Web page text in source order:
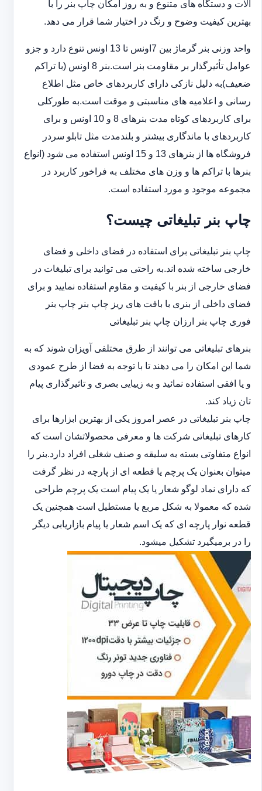
آلات و دستگاه های متنوع و به روز امکان چاپ بنر را با
بهترین کیفیت ‏وضوح و رنگ در اختیار شما قرار می دهد.‏‎
واحد وزنی بنر گرماژ بین ‏‎7‎‏اونس تا 13 اونس تنوع دارد و جزو
عوامل تأثیرگذار بر مقاومت بنر است.بنر 8 اونس (با ‏تراکم
ضعیف)به دلیل نازکی دارای کاربردهای خاص مثل اطلاع
رسانی و اعلامیه های مناسبتی و موقت است.به طورکلی
‏برای کاربردهای کوتاه مدت بنرهای 8 و 10 اونس و برای
کاربردهای با ماندگاری بیشتر و بلندمدت مثل تابلو سردر
‏فروشگاه ها از بنرهای 13 و 15 اونس استفاده می شود (انواع
بنرها با تراکم ها و وزن های مختلف به فراخور کاربرد در
‏مجموعه موجود و مورد استفاده است.
چاپ بنر تبلیغاتی چیست؟
چاپ بنر تبلیغاتی برای استفاده در فضای داخلی و فضای
خارجی ساخته شده اند.به راحتی می توانید برای تبلیغات در
فضای خارجی از بنر با کیفیت و مقاوم استفاده نمایید و برای
فضای داخلی از بنری با بافت های ریز چاپ بنر چاپ بنر
فوری چاپ بنر ارزان چاپ بنر تبلیغاتی
بنرهای تبلیغاتی می توانند از طرق مختلفی آویزان شوند که به
شما این امکان را می دهند تا با توجه به فضا از طرح عمودی
و یا افقی استفاده نمائید و به زییایی بصری و تاثیرگذاری پیام
تان زیاد کند.
چاپ بنر تبلیغاتی در عصر امروز یکی از بهترین ابزارها برای
کارهای تبلیغاتی شرکت ها و معرفی محصولاتشان است که
انواع متفاوتی بسته به سلیقه و صنف شغلی افراد دارد.بنر را
میتوان بعنوان یک پرچم یا قطعه ای از پارچه در نظر گرفت
که دارای نماد لوگو شعار یا یک پیام است یک پرچم طراحی
شده که معمولا به شکل مربع یا مستطیل است همچنین یک
قطعه نوار پارچه ای که یک اسم شعار یا پیام بازاریابی دیگر
را در برمیگیرد تشکیل میشود.